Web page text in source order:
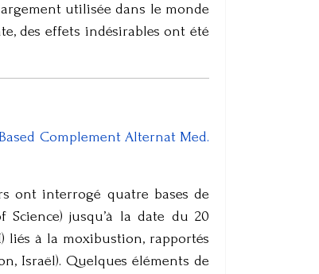
utilisée dans le monde
des effets indésirables ont été
Complement Alternat Med.
ont interrogé quatre bases de
Science) jusqu’à la date du 20
liés à la moxibustion, rapportés
Israël). Quelques éléments de